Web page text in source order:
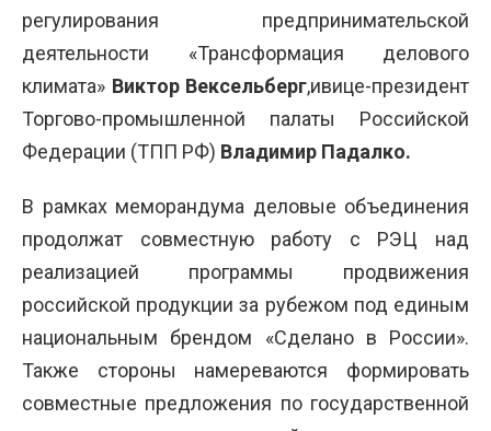
регулирования предпринимательской
деятельности «Трансформация делового
климата» Виктор Вексельберг,ивице-президент
Торгово-промышленной палаты Российской
Федерации (ТПП РФ) Владимир Падалко.
В рамках меморандума деловые объединения
продолжат совместную работу с РЭЦ над
реализацией программы продвижения
российской продукции за рубежом под единым
национальным брендом «Сделано в России».
Также стороны намереваются формировать
совместные предложения по государственной